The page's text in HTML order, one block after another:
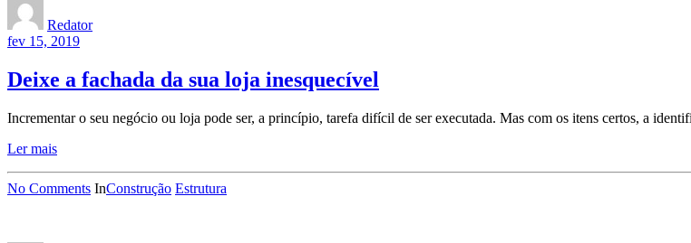
Redator
fev 15, 2019
Deixe a fachada da sua loja inesquecível
Incrementar o seu negócio ou loja pode ser, a princípio, tarefa difícil de ser executada. Mas com os itens certos, a
Ler mais
No Comments InConstrução Estrutura